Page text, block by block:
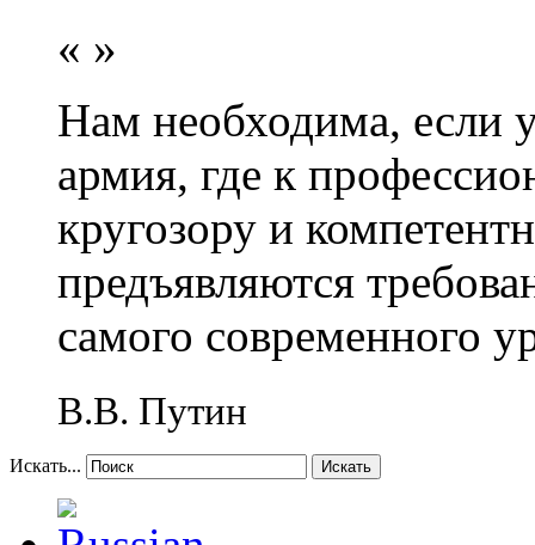
« »
Нам необходима, если
армия, где к
кругозору и
предъявляются
самого современного
В.В. Путин
Искать... Искать